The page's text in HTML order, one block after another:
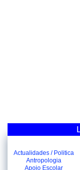
Actualidades / Politica
Antropologia
Apoio Escolar